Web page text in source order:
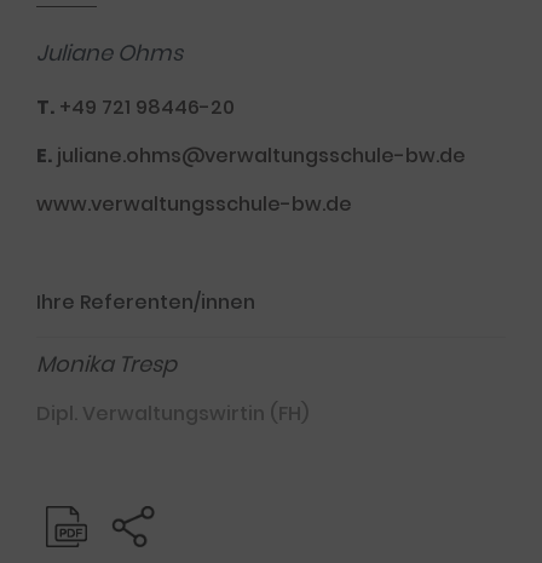
Juliane Ohms
T. +49 721 98446-20
E. juliane.ohms@verwaltungsschule-bw.de
www.verwaltungsschule-bw.de
Ihre Referenten/innen
Monika Tresp
Dipl. Verwaltungswirtin (FH)